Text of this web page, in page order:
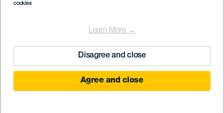
cookies
Learn More →
Disagree and close
Agree and close
ПРОШЕДШЕЕ МЕРОПРИЯТИЕ